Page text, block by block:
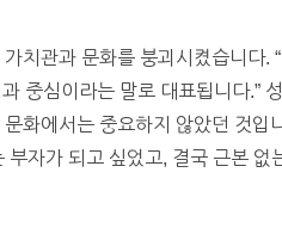
치관과 문화를 붕괴시켰습니다.
중심이라는 말로 대표됩니다.”
화에서는 중요하지 않았던 것입
자가 되고 싶었고, 결국 근본 없